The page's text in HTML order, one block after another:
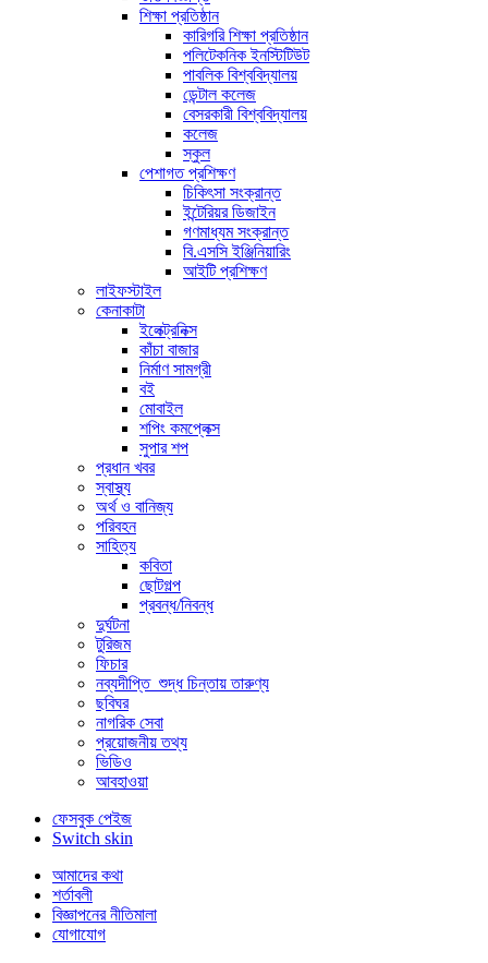
শিক্ষা প্রতিষ্ঠান
কারিগরি শিক্ষা প্রতিষ্ঠান
পলিটেকনিক ইনস্টিটিউট
পাবলিক বিশ্ববিদ্যালয়
ডেন্টাল কলেজ
বেসরকারী বিশ্ববিদ্যালয়
কলেজ
স্কুল
পেশাগত প্রশিক্ষণ
চিকিৎসা সংক্রান্ত
ইন্টেরিয়র ডিজাইন
গণমাধ্যম সংক্রান্ত
বি.এসসি ইঞ্জিনিয়ারিং
আইটি প্রশিক্ষণ
লাইফস্টাইল
কেনাকাটা
ইলেক্ট্রনিক্স
কাঁচা বাজার
নির্মাণ সামগ্রী
বই
মোবাইল
শপিং কমপ্লেক্স
সুপার শপ
প্রধান খবর
স্বাস্থ্য
অর্থ ও বানিজ্য
পরিবহন
সাহিত্য
কবিতা
ছোটগল্প
প্রবন্ধ/নিবন্ধ
দুর্ঘটনা
টুরিজম
ফিচার
নব্যদীপ্তি_শুদ্ধ চিন্তায় তারুণ্য
ছবিঘর
নাগরিক সেবা
প্রয়োজনীয় তথ্য
ভিডিও
আবহাওয়া
ফেসবুক পেইজ
Switch skin
আমাদের কথা
শর্তাবলী
বিজ্ঞাপনের নীতিমালা
যোগাযোগ